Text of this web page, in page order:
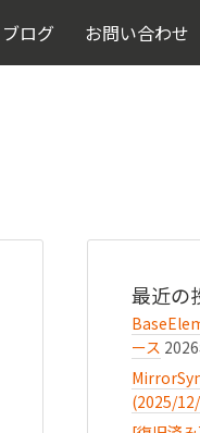
ブログ お問い合わせ
最近の
ース
(2025/